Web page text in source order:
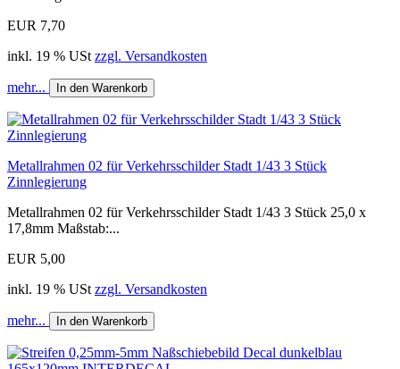
EUR 7,70
inkl. 19 % USt zzgl. Versandkosten
mehr... In den Warenkorb
Metallrahmen 02 für Verkehrsschilder Stadt 1/43 3 Stück
Zinnlegierung
Metallrahmen 02 für Verkehrsschilder Stadt 1/43 3 Stück 25,0 x
17,8mm Maßstab:...
EUR 5,00
inkl. 19 % USt zzgl. Versandkosten
mehr... In den Warenkorb